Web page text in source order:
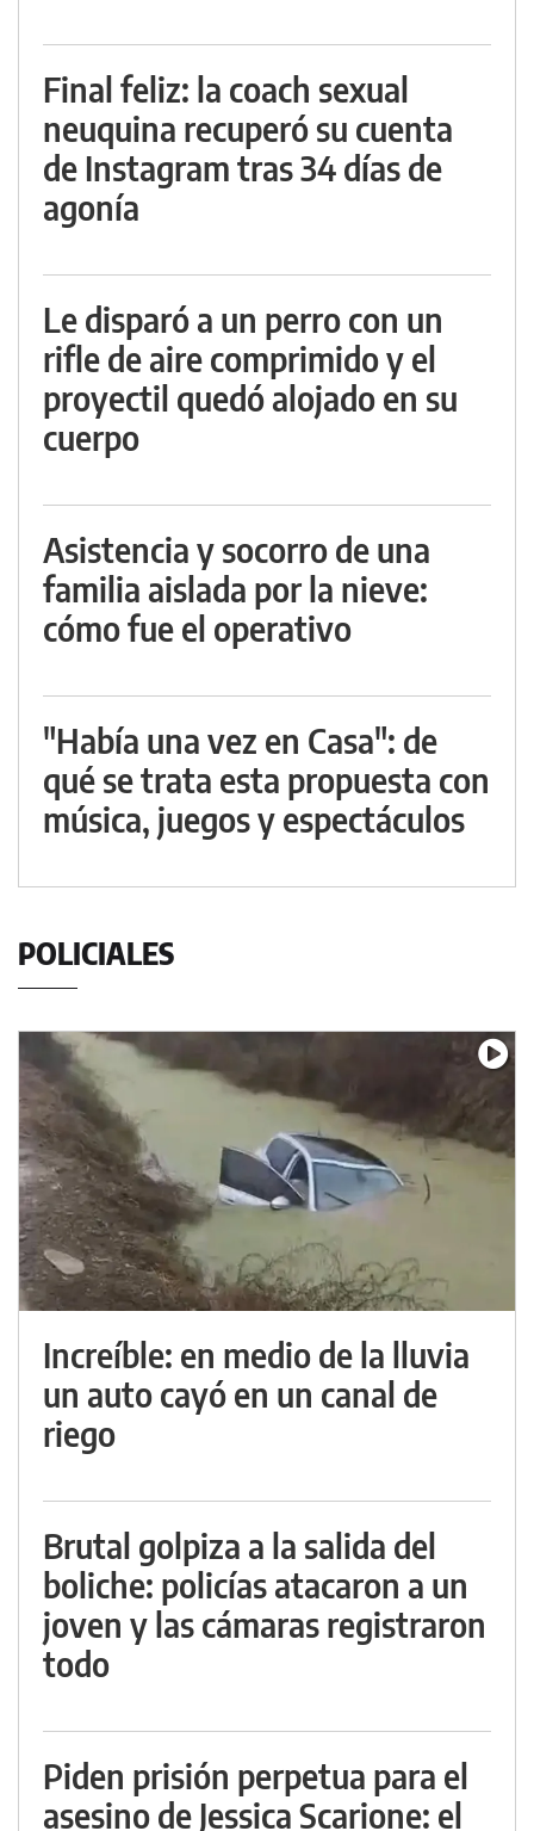
Final feliz: la coach sexual
neuquina recuperó su cuenta
de Instagram tras 34 días de
agonía
Le disparó a un perro con un
rifle de aire comprimido y el
proyectil quedó alojado en su
cuerpo
Asistencia y socorro de una
familia aislada por la nieve:
cómo fue el operativo
"Había una vez en Casa": de
qué se trata esta propuesta con
música, juegos y espectáculos
POLICIALES
Increíble: en medio de la lluvia
un auto cayó en un canal de
riego
Brutal golpiza a la salida del
boliche: policías atacaron a un
joven y las cámaras registraron
todo
Piden prisión perpetua para el
asesino de Jessica Scarione: el